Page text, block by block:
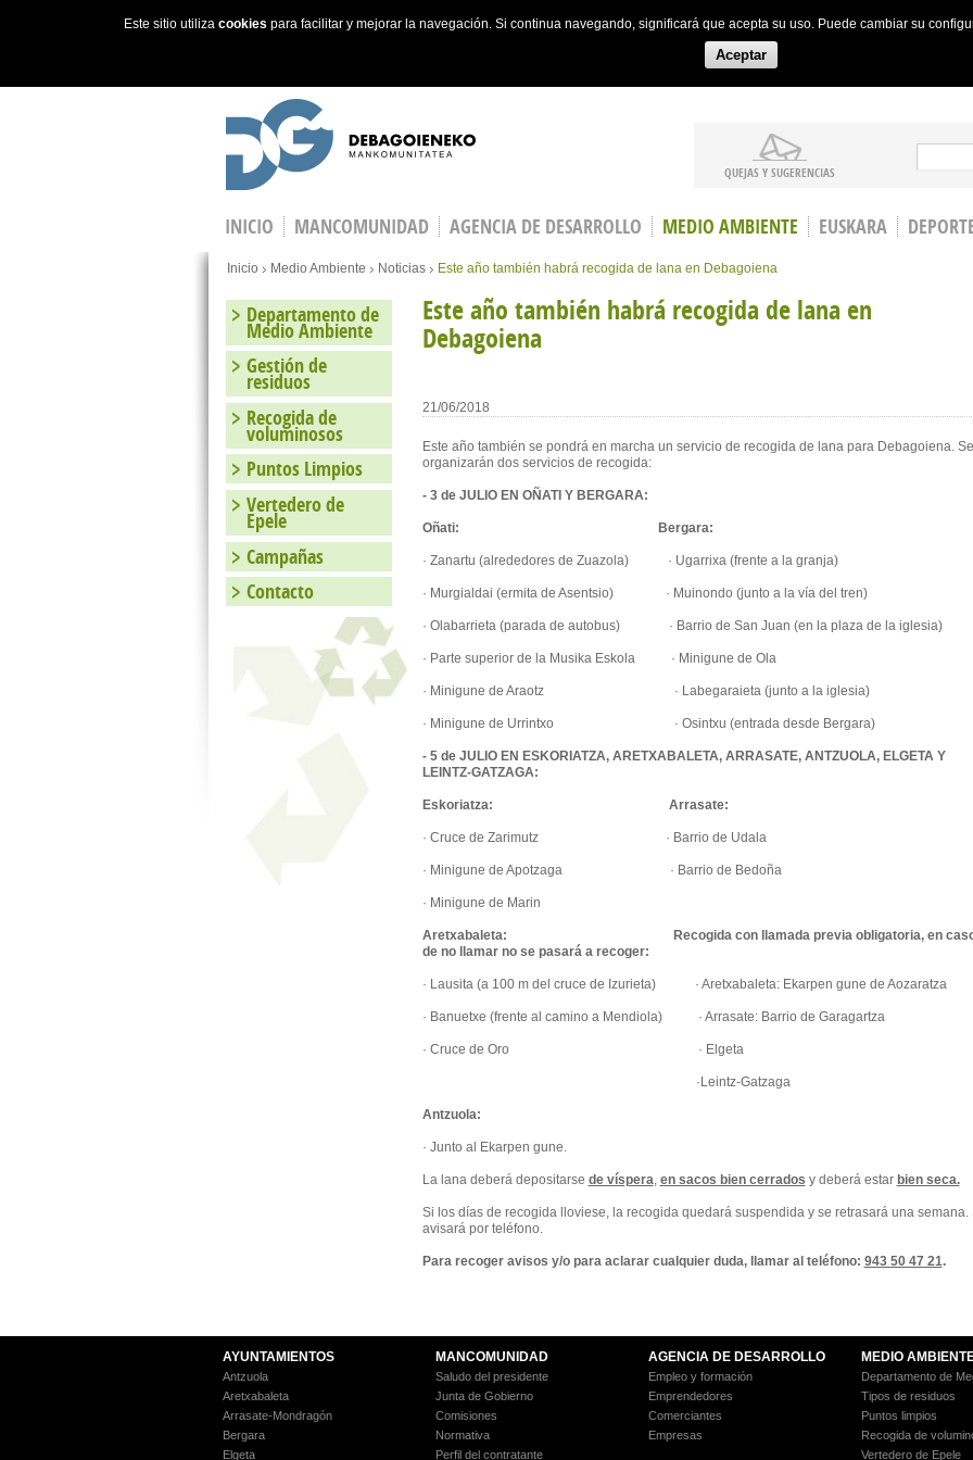
Este sitio utiliza cookies para facilitar y mejorar la navegación. Si continua navegando, significará que acepta su uso. Puede cambiar su
Aceptar
QUEJAS Y SUGERENCIAS
INICIO MANCOMUNIDAD AGENCIA DE DESARROLLO MEDIO AMBIENTE EUSKARA
Estás en
Inicio Medio Ambiente Noticias Este año también habrá recogida de lana en Debagoiena
Este año también habrá recogida de lana en
Debagoiena
21/06/2018
Este año también se pondrá en marcha un servicio de recogida de lana para Debagoiena. Se
organizarán dos servicios de recogida:
- 3 de JULIO EN OÑATI Y BERGARA:
Oñati: Bergara:
· Zanartu (alrededores de Zuazola) · Ugarrixa (frente a la granja)
· Murgialdai (ermita de Asentsio) · Muinondo (junto a la vía del tren)
· Olabarrieta (parada de autobus) · Barrio de San Juan (en la plaza de la iglesia)
· Parte superior de la Musika Eskola · Minigune de Ola
· Minigune de Araotz · Labegaraieta (junto a la iglesia)
· Minigune de Urrintxo · Osintxu (entrada desde Bergara)
- 5 de JULIO EN ESKORIATZA, ARETXABALETA, ARRASATE, ANTZUOLA, ELGETA Y
LEINTZ-GATZAGA:
Eskoriatza: Arrasate:
· Cruce de Zarimutz · Barrio de Udala
· Minigune de Apotzaga · Barrio de Bedoña
· Minigune de Marin
Aretxabaleta: Recogida con llamada previa obligatoria, en
de no llamar no se pasará a recoger:
· Lausita (a 100 m del cruce de Izurieta) · Aretxabaleta: Ekarpen gune de Aozaratza
· Banuetxe (frente al camino a Mendiola) · Arrasate: Barrio de Garagartza
· Cruce de Oro · Elgeta
·Leintz-Gatzaga
Antzuola:
· Junto al Ekarpen gune.
La lana deberá depositarse de víspera, en sacos bien cerrados y deberá estar bien seca.
Si los días de recogida lloviese, la recogida quedará suspendida y se retrasará una semana.
avisará por teléfono.
Para recoger avisos y/o para aclarar cualquier duda, llamar al teléfono: 943 50 47 21.
Departamento de
Medio Ambiente
Gestión de
residuos
Recogida de
voluminosos
Puntos Limpios
Vertedero de
Epele
Campañas
Contacto
AYUNTAMIENTOS
Antzuola
Aretxabaleta
Arrasate-Mondragón
Bergara
Elgeta
MANCOMUNIDAD
Saludo del presidente
Junta de Gobierno
Comisiones
Normativa
Perfil del contratante
AGENCIA DE DESARROLLO
Empleo y formación
Emprendedores
Comerciantes
Empresas
MEDIO
Departamento de
Tipos de residuos
Puntos limpios
Recogida de
Vertedero de Epele